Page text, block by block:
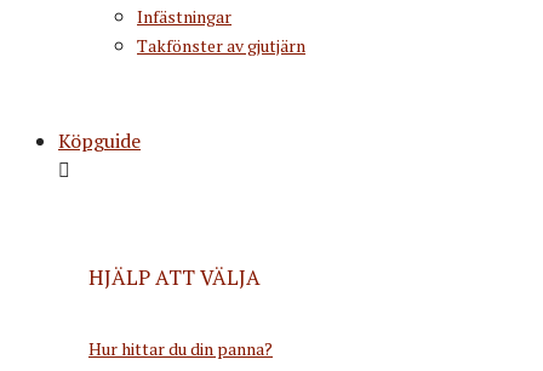
Infästningar
Takfönster av gjutjärn
Köpguide
HJÄLP ATT VÄLJA
Hur hittar du din panna?